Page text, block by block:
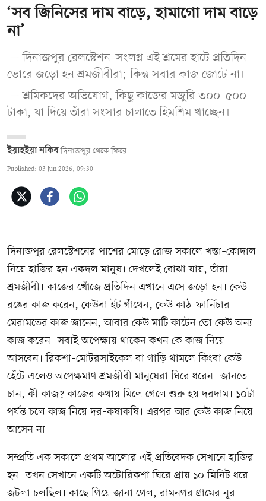
‘সব জিনিসের দাম বাড়ে, হামাগো দাম বাড়ে
না’
— দিনাজপুর রেলস্টেশন–সংলগ্ন এই শ্রমের হাটে প্রতিদিন
ভোরে জড়ো হন শ্রমজীবীরা; কিন্তু সবার কাজ জোটে না।
— শ্রমিকদের অভিযোগ, কিছু কাজের মজুরি ৩০০–৫০০
টাকা, যা দিয়ে তাঁরা সংসার চালাতে হিমশিম খাচ্ছেন।
ইয়াহইয়া নকিব দিনাজপুর থেকে ফিরে
Published: 03 Jun 2026, 09:30
দিনাজপুর রেলস্টেশনের পাশের মোড়ে রোজ সকালে খন্তা–কোদাল
নিয়ে হাজির হন একদল মানুষ। দেখলেই বোঝা যায়, তাঁরা
শ্রমজীবী। কাজের খোঁজে প্রতিদিন এখানে এসে জড়ো হন। কেউ
রঙের কাজ করেন, কেউবা ইট গাঁথেন, কেউ কাঠ–ফার্নিচার
মেরামতের কাজ জানেন, আবার কেউ মাটি কাটেন তো কেউ অন্য
কাজ করেন। সবাই অপেক্ষায় থাকেন কখন কে কাজ নিয়ে
আসবেন। রিকশা–মোটরসাইকেল বা গাড়ি থামলে কিংবা কেউ
হেঁটে এলেও অপেক্ষমাণ শ্রমজীবী মানুষেরা ঘিরে ধরেন। জানতে
চান, কী কাজ? কাজের কথায় মিলে গেলে শুরু হয় দরদাম। ১০টা
পর্যন্ত চলে কাজ নিয়ে দর–কষাকষি। এরপর আর কেউ কাজ নিয়ে
আসেন না।
সম্প্রতি এক সকালে প্রথম আলোর এই প্রতিবেদক সেখানে হাজির
হন। তখন সেখানে একটি অটোরিকশা ঘিরে প্রায় ১০ মিনিট ধরে
জটলা চলছিল। কাছে গিয়ে জানা গেল, রামনগর গ্রামের নূর